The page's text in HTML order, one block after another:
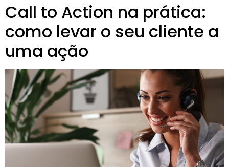
Call to Action na prática:
como levar o seu cliente a
uma ação